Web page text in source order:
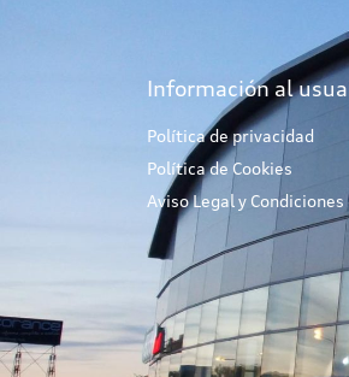
Información al
Política de privacidad
Política de Cookies
Aviso Legal y Condiciones